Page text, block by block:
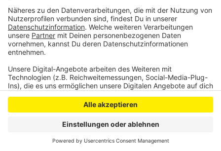
Anzeige
Anzeige